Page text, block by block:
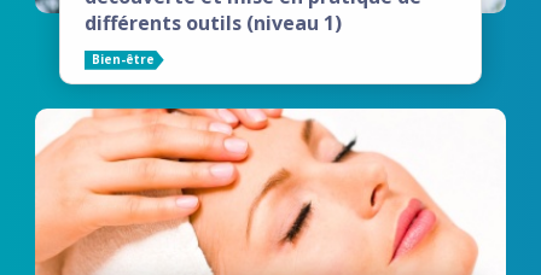
différents outils (niveau 1)
Bien-être